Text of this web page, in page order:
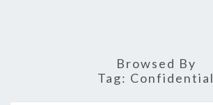
Browsed By
Tag: Confidential